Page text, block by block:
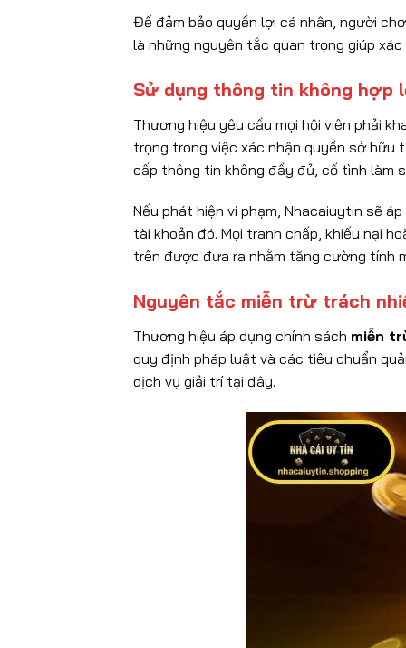
Để đảm bảo quyền lợi cá nhân, người
là những nguyên tắc quan trọng giúp
Sử dụng thông tin không hợp
Thương hiệu yêu cầu mọi hội viên phải
trọng trong việc xác nhận quyền sở hữu
cấp thông tin không đầy đủ, cố tình làm
Nếu phát hiện vi phạm, Nhacaiuytin sẽ
tài khoản đó. Mọi tranh chấp, khiếu nại
trên được đưa ra nhằm tăng cường tính
Nguyên tắc miễn trừ trách
Thương hiệu áp dụng chính sách miễn
quy định pháp luật và các tiêu chuẩn
dịch vụ giải trí tại đây.